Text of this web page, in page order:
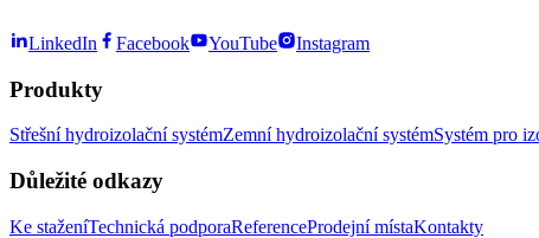
LinkedIn Facebook YouTube Instagram
Produkty
Střešní hydroizolační systémZemní hydroizolační systémSystém pro
Důležité odkazy
Ke staženíTechnická podporaReferenceProdejní místaKontakty